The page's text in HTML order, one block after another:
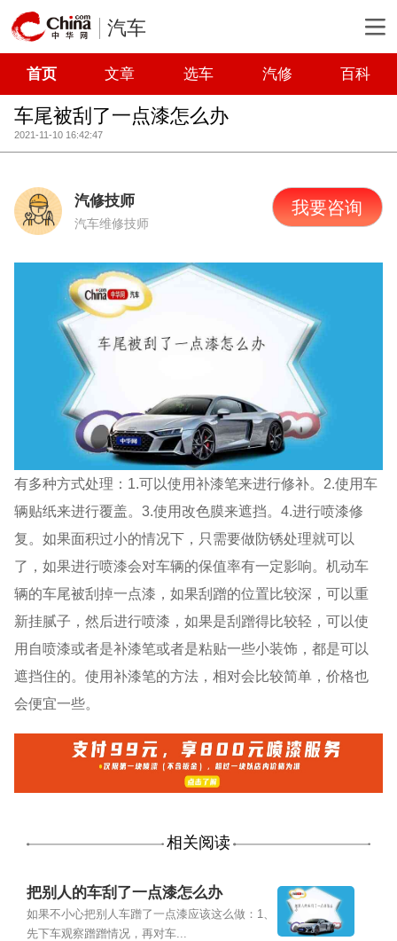
汽车
首页 文章 选车 汽修 百科
车尾被刮了一点漆怎么办
2021-11-10 16:42:47
汽修技师
汽车维修技师
我要咨询
有多种方式处理：1.可以使用补漆笔来进行修补。2.使用车
辆贴纸来进行覆盖。3.使用改色膜来遮挡。4.进行喷漆修
复。如果面积过小的情况下，只需要做防锈处理就可以
了，如果进行喷漆会对车辆的保值率有一定影响。机动车
辆的车尾被刮掉一点漆，如果刮蹭的位置比较深，可以重
新挂腻子，然后进行喷漆，如果是刮蹭得比较轻，可以使
用自喷漆或者是补漆笔或者是粘贴一些小装饰，都是可以
遮挡住的。使用补漆笔的方法，相对会比较简单，价格也
会便宜一些。
相关阅读
把别人的车刮了一点漆怎么办
如果不小心把别人车蹭了一点漆应该这么做：1、
先下车观察蹭蹭情况，再对车...